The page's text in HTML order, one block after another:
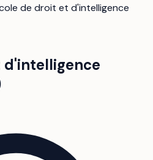
de droit et d'intelligence
d'intelligence